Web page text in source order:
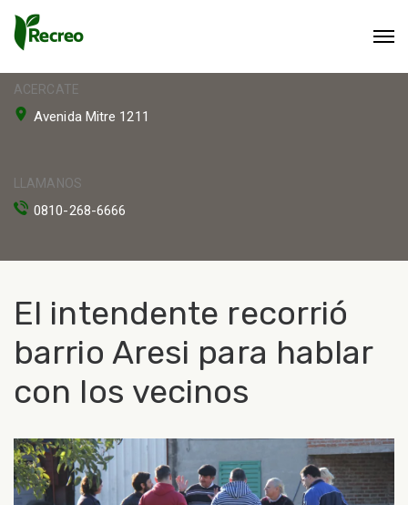
ACERCATE
Avenida Mitre 1211
LLAMANOS
0810-268-6666
El intendente recorrió
barrio Aresi para hablar
con los vecinos